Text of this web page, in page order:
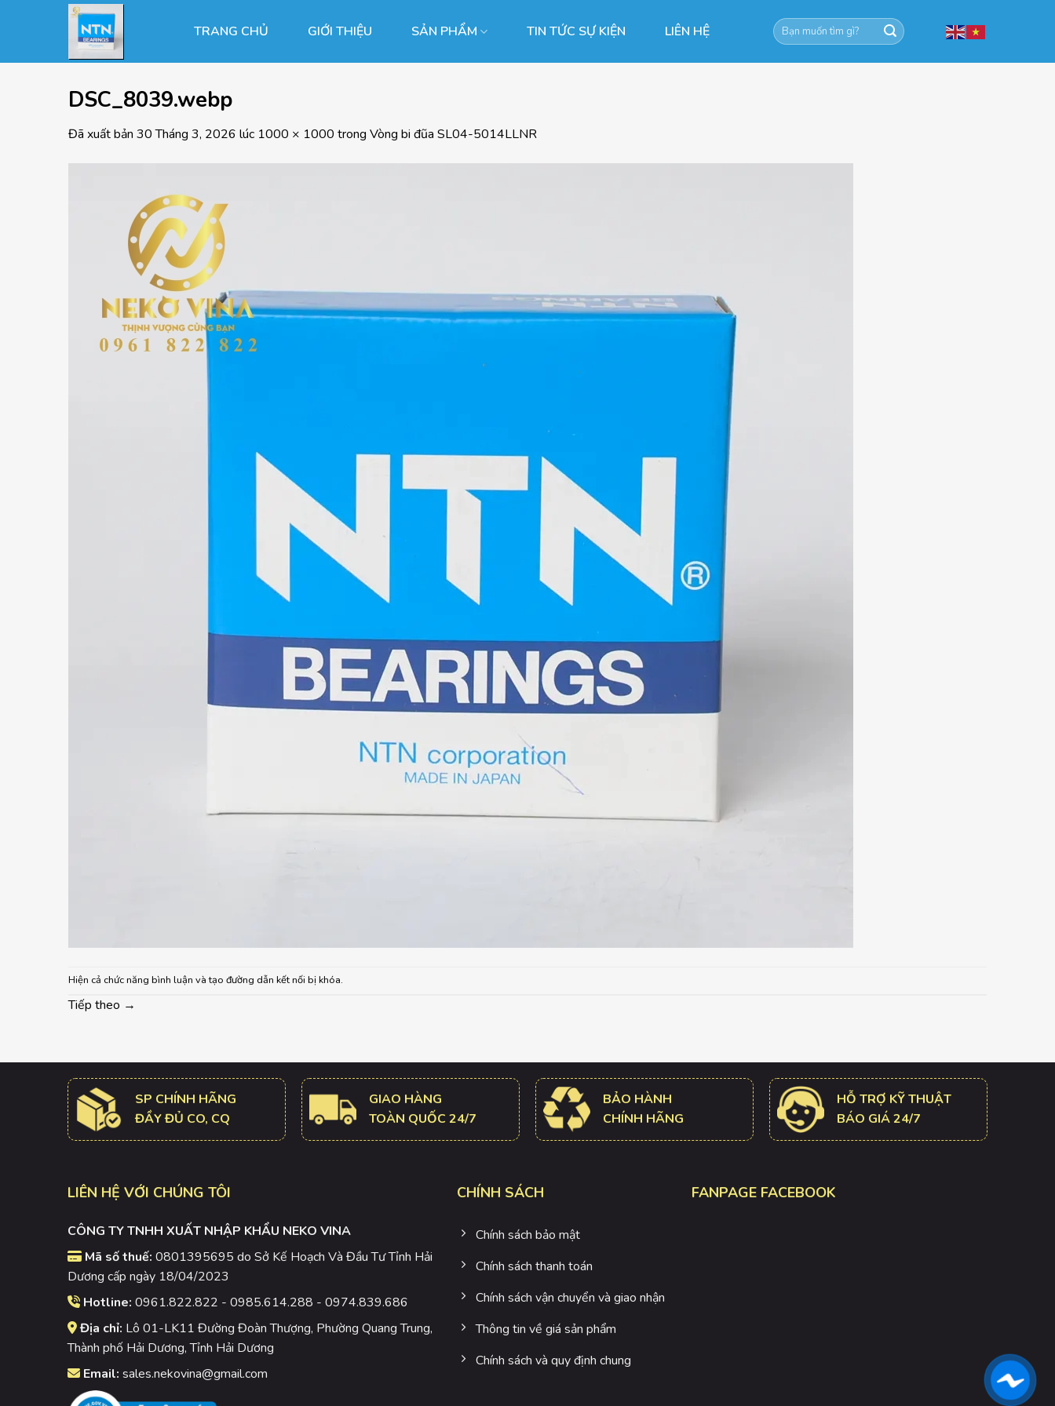
dung
TRANG CHỦ GIỚI THIỆU SẢN PHẨM TIN TỨC SỰ KIỆN LIÊN HỆ
Tìm
kiếm:
DSC_8039.webp
Đã xuất bản 30 Tháng 3, 2026 lúc 1000 × 1000 trong Vòng bi đũa SL04-5014LLNR
Hiện cả chức năng bình luận và tạo đường dẫn kết nối bị khóa.
Tiếp theo →
SP CHÍNH HÃNG
ĐẦY ĐỦ CO, CQ
GIAO HÀNG
TOÀN QUỐC 24/7
BẢO HÀNH
CHÍNH HÃNG
HỖ TRỢ KỸ THUẬT
BÁO GIÁ 24/7
LIÊN HỆ VỚI CHÚNG TÔI
CÔNG TY TNHH XUẤT NHẬP KHẨU NEKO VINA
Mã số thuế: 0801395695 do Sở Kế Hoạch Và Đầu Tư Tỉnh Hải
Dương cấp ngày 18/04/2023
Hotline: 0961.822.822 - 0985.614.288 - 0974.839.686
Địa chỉ: Lô 01-LK11 Đường Đoàn Thượng, Phường Quang Trung,
Thành phố Hải Dương, Tỉnh Hải Dương
Email: sales.nekovina@gmail.com
CHÍNH SÁCH
Chính sách bảo mật
Chính sách thanh toán
Chính sách vận chuyển và giao nhận
Thông tin về giá sản phẩm
Chính sách và quy định chung
FANPAGE FACEBOOK